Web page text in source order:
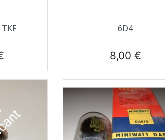
Aperçu rapide
6D4
Prix
8,00 €